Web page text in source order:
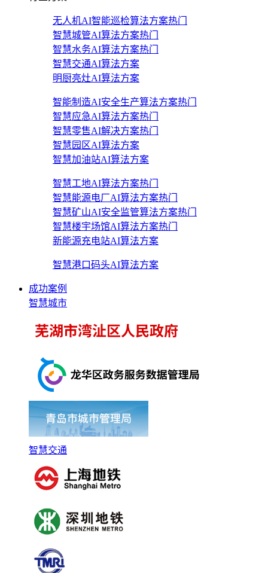
无人机AI智能巡检算法方案热门
智慧城管AI算法方案热门
智慧水务AI算法方案热门
智慧交通AI算法方案
明厨亮灶AI算法方案
智能制造AI安全生产算法方案热门
智慧应急AI算法方案热门
智慧零售AI解决方案热门
智慧园区AI算法方案
智慧加油站AI算法方案
智慧工地AI算法方案热门
智慧能源电厂AI算法方案热门
智慧矿山AI安全监管算法方案热门
智慧楼宇场馆AI算法方案热门
新能源充电站AI算法方案
智慧港口码头AI算法方案
成功案例
智慧城市
智慧交通